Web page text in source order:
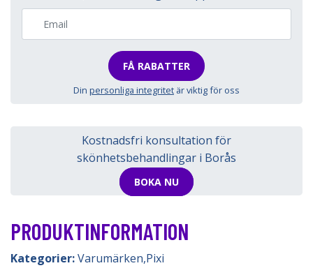
FÅ RABATTER
Din personliga integritet är viktig för oss
Kostnadsfri konsultation för
skönhetsbehandlingar i Borås
BOKA NU
PRODUKTINFORMATION
Kategorier:Varumärken,Pixi